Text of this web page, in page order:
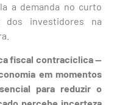
a demanda no curto
dos investidores na
fiscal contracíclica —
em momentos
para reduzir o
percebe incerteza